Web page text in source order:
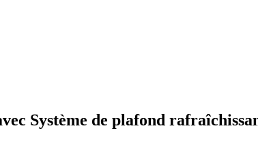
Système de plafond